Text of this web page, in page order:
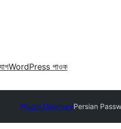
WordPress পাওক
Plugin DirectoryPersian